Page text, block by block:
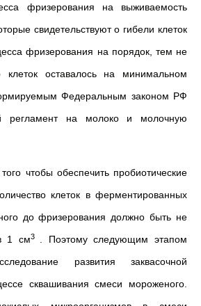
фризерования на выживаемость
свидетельствуют о гибели клеток
фризерования на порядок, тем не
оставалось на минимальном
Федеральным законом РФ
регламент на молоко и молочную
чтобы обеспечить пробиотические
клеток в ферментированных
до фризерования должно быть не
1 см3
. Поэтому следующим этапом
развития заквасочной
сквашивания смеси мороженого.